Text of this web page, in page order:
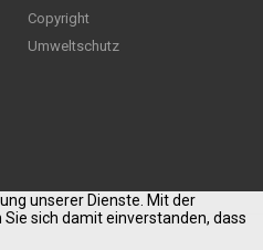
Copyright
Umweltschutz
unserer Dienste. Mit der
sich damit einverstanden, dass